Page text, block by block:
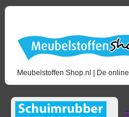
Meubelstoffen Shop.nl | De